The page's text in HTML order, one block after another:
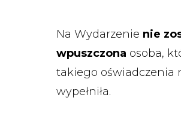
Na Wydarzenie nie
wpuszczona osoba,
takiego oświadczenia
wypełniła.